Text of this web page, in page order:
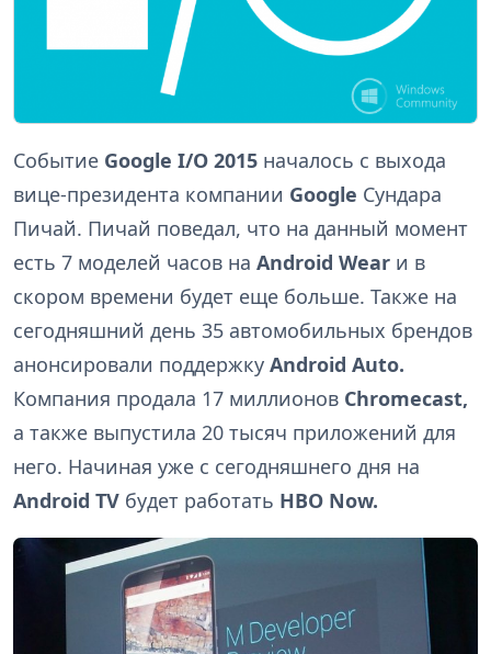
Событие Google I/O 2015 началось с выхода
вице-президента компании Google Сундара
Пичай. Пичай поведал, что на данный момент
есть 7 моделей часов на Android Wear и в
скором времени будет еще больше. Также на
сегодняшний день 35 автомобильных брендов
анонсировали поддержку Android Auto.
Компания продала 17 миллионов Chromecast,
а также выпустила 20 тысяч приложений для
него. Начиная уже с сегодняшнего дня на
Android TV будет работать HBO Now.